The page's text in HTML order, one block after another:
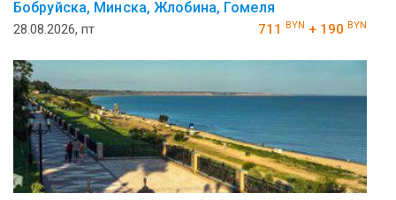
Бобруйска, Минска, Жлобина, Гомеля
28.08.2026, пт 711 BYN + 190 BYN